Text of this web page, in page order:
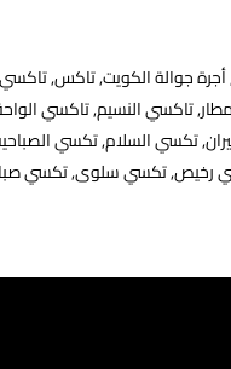
أجرة جوالة الكويت,تاكس,تاكسي
,تاكسي النسيم,تاكسي
,تكسي السلام,تكسي
رخيص,تكسي سلوى,تكسي